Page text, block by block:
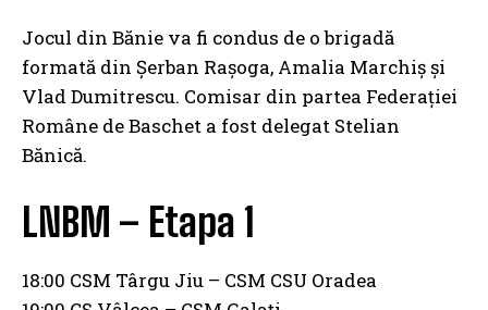
Jocul din Bănie va fi condus de o brigadă
formată din Șerban Rașoga, Amalia Marchiș și
Vlad Dumitrescu. Comisar din partea Federației
Române de Baschet a fost delegat Stelian
Bănică.
LNBM – Etapa 1
18:00 CSM Târgu Jiu – CSM CSU Oradea